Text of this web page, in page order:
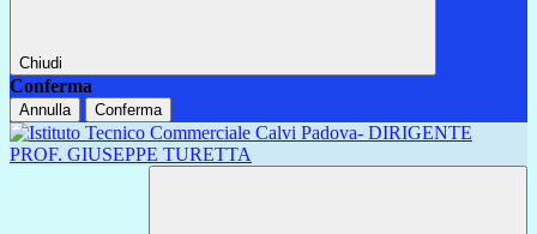
Chiudi
Conferma
Annulla Conferma